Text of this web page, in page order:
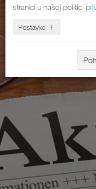
stranici u našoj politici
Postavke